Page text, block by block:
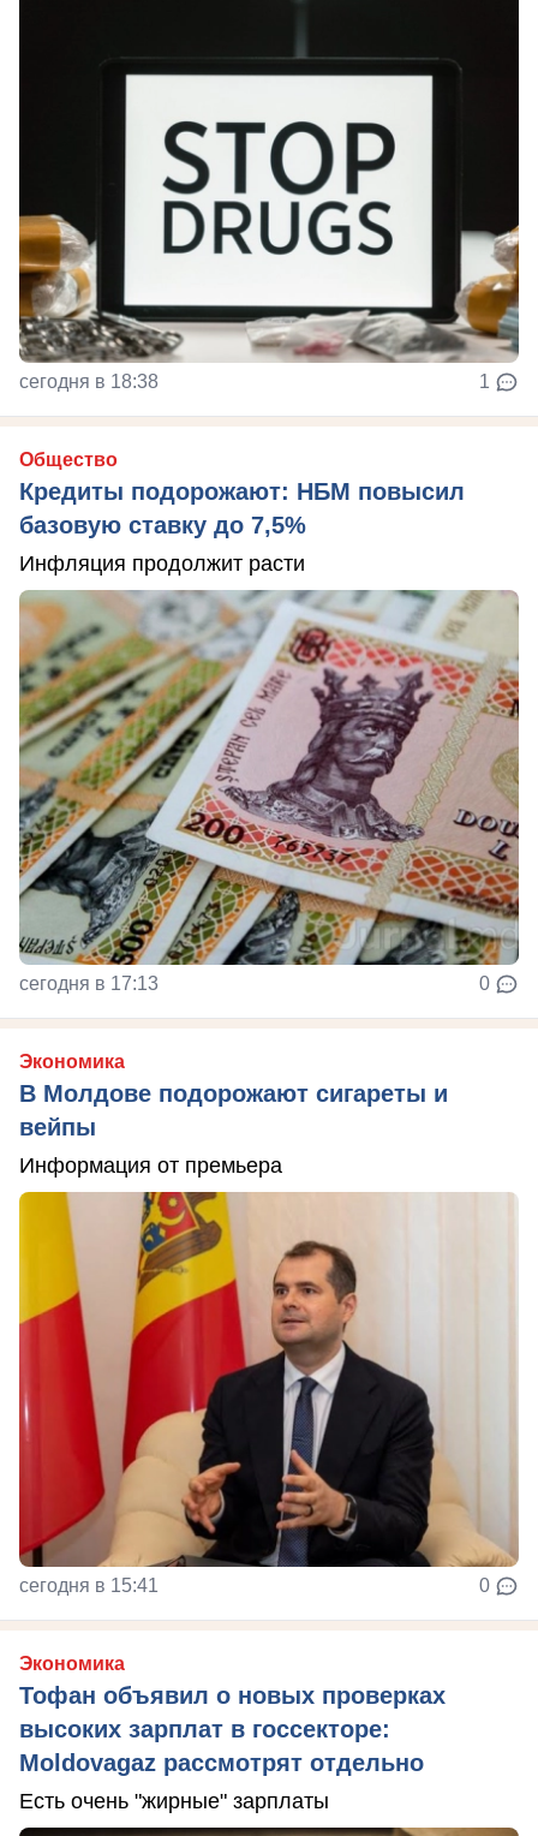
сегодня в 18:38 1
Общество
Кредиты подорожают: НБМ повысил
базовую ставку до 7,5%
Инфляция продолжит расти
сегодня в 17:13 0
Экономика
В Молдове подорожают сигареты и
вейпы
Информация от премьера
сегодня в 15:41 0
Экономика
Тофан объявил о новых проверках
высоких зарплат в госсекторе:
Moldovagaz рассмотрят отдельно
Есть очень "жирные" зарплаты